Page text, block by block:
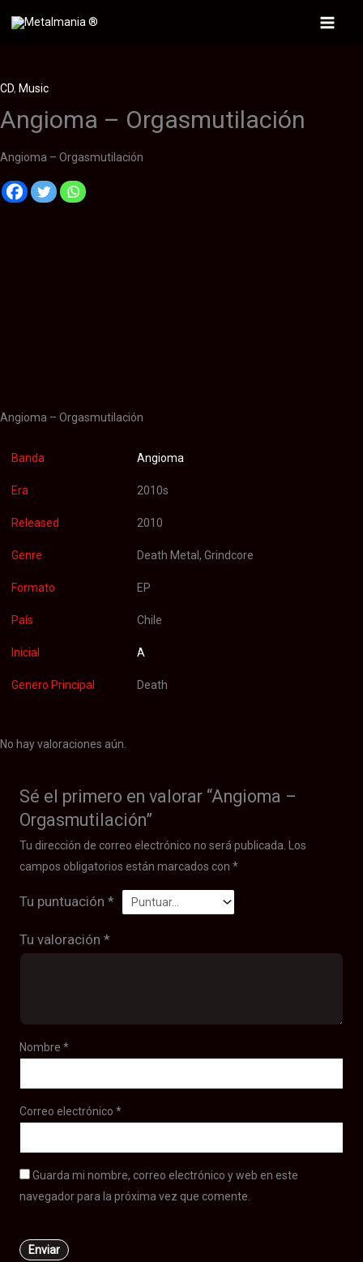
Main
CD, Music
Angioma – Orgasmutilación
Angioma – Orgasmutilación
Angioma – Orgasmutilación
Banda Angioma
Era 2010s
Released 2010
Genre Death Metal, Grindcore
Formato EP
País Chile
Inicial A
Genero Principal Death
No hay valoraciones aún.
Sé el primero en valorar “Angioma –
Orgasmutilación”
Tu dirección de correo electrónico no será publicada.
Los
campos obligatorios están marcados con*
Tu puntuación*
Tu valoración*
Nombre*
Correo electrónico*
Guarda mi nombre, correo electrónico y web en este
navegador para la próxima vez que comente.